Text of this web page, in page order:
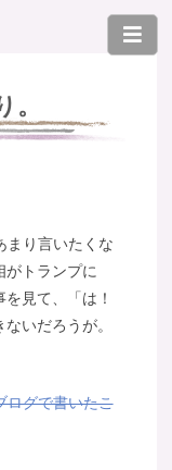
り言いたくな
がトランプに
見て、「は！
いだろうが。
ログで書いたこ